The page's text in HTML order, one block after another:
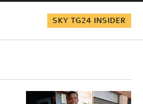
SKY TG24 INSIDER